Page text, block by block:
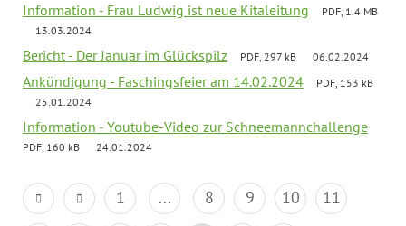
Information - Frau Ludwig ist neue Kitaleitung
PDF, 1.4 MB
13.03.2024
Bericht - Der Januar im Glückspilz PDF, 297 kB 06.02.2024
Ankündigung - Faschingsfeier am 14.02.2024
PDF, 153 kB
25.01.2024
Information - Youtube-Video zur Schneemannchallenge
PDF, 160 kB 24.01.2024
1 ... 8 9 10
11